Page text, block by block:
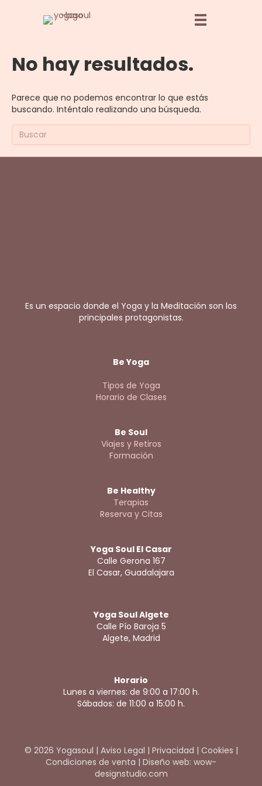
No hay resultados.
Parece que no podemos encontrar lo que estás
buscando. Inténtalo realizando una búsqueda.
Es un espacio donde el Yoga y la Meditación son los
principales protagonistas.
Be Yoga
Tipos de Yoga
Horario de Clases
Be Soul
Viajes y Retiros
Formación
Be Healthy
Terapias
Reserva y Citas
Yoga Soul El Casar
Calle Gerona 167
El Casar, Guadalajara
Yoga Soul Algete
Calle Pío Baroja 5
Algete, Madrid
Horario
Lunes a viernes: de 9:00 a 17:00 h.
Sábados: de 11:00 a 15:00 h.
© 2026 Yogasoul | Aviso Legal | Privacidad | Cookies |
Condiciones de venta | Diseño web: wow-
designstudio.com